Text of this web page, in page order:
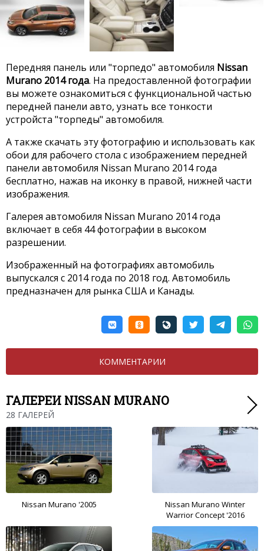
Передняя панель или "торпедо" автомобиля Nissan
Murano 2014 года. На предоставленной фотографии
вы можете ознакомиться с функциональной частью
передней панели авто, узнать все тонкости
устройста "торпеды" автомобиля.
А также скачать эту фотографию и использовать как
обои для рабочего стола с изображением передней
панели автомобиля Nissan Murano 2014 года
бесплатно, нажав на иконку в правой, нижней части
изображения.
Галерея автомобиля Nissan Murano 2014 года
включает в себя 44 фотографии в высоком
разрешении.
Изображенный на фотографиях автомобиль
выпускался с 2014 года по 2018 год. Автомобиль
предназначен для рынка США и Канады.
КОММЕНТАРИИ
ГАЛЕРЕИ NISSAN MURANO
28 ГАЛЕРЕЙ
Nissan Murano '2005
Nissan Murano Winter
Warrior Concept '2016